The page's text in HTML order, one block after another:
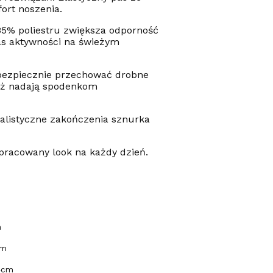
noszenia.
poliestru zwiększa odporność
aktywności na świeżym
przechować drobne
nadają spodenkom
zakończenia sznurka
look na każdy dzień.